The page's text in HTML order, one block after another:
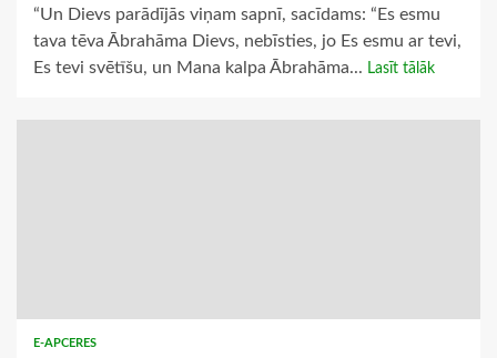
“Un Dievs parādījās viņam sapnī, sacīdams: “Es esmu
tava tēva Ābrahāma Dievs, nebīsties, jo Es esmu ar tevi,
Es tevi svētīšu, un Mana kalpa Ābrahāma... Lasīt tālāk
E-APCERES